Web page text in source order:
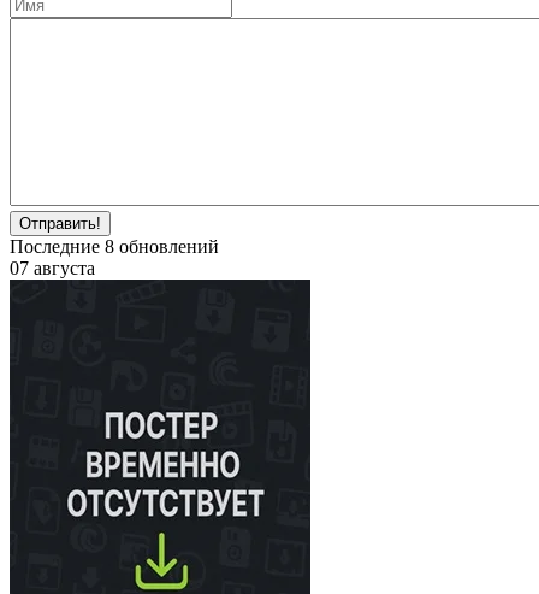
Отправить!
Последние 8 обновлений
07 августа